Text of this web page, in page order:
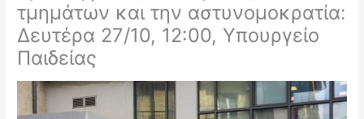
τμημάτων και την αστυνομοκρατία:
Δευτέρα 27/10, 12:00, Υπουργείο
Παιδείας